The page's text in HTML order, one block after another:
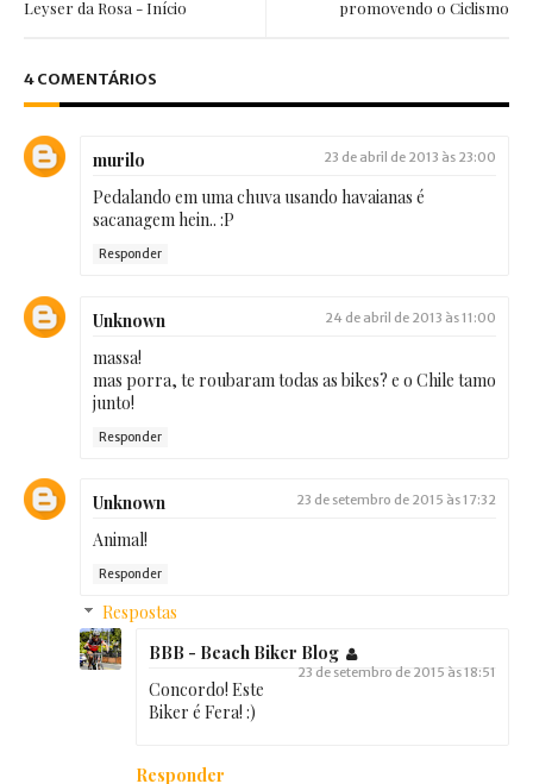
promovendo o Ciclismo
Leyser da Rosa - Início
4 COMENTÁRIOS
murilo 23 de abril de 2013 às 23:00
Pedalando em uma chuva usando havaianas é
sacanagem hein.. :P
Responder
Unknown 24 de abril de 2013 às 11:00
massa!
mas porra, te roubaram todas as bikes? e o Chile tamo
junto!
Responder
Unknown 23 de setembro de 2015 às 17:32
Animal!
Responder
Respostas
BBB - Beach Biker Blog
23 de setembro de 2015 às 18:51
Concordo! Este
Biker é Fera! :)
Responder